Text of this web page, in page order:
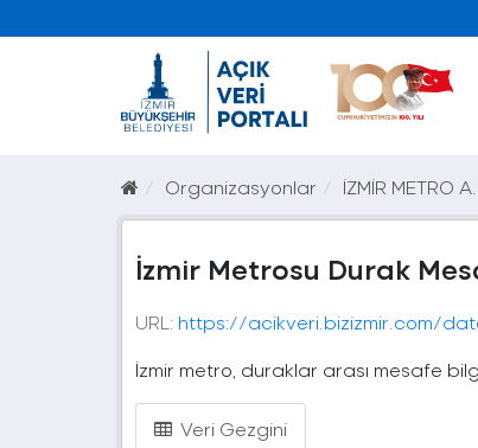
Organizasyonlar İZMİR METRO
İzmir Metrosu Durak
URL: https://acikveri.bizizmir.com/dataset/b43d973e-
İzmir metro, duraklar arası mesafe
Veri Gezgini